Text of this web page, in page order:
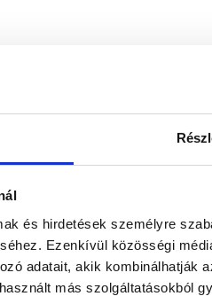
és hirdetések személyre
Ezenkívül közösségi
adatait, akik kombinálhatják
más szolgáltatásokból
hazai tervezés és